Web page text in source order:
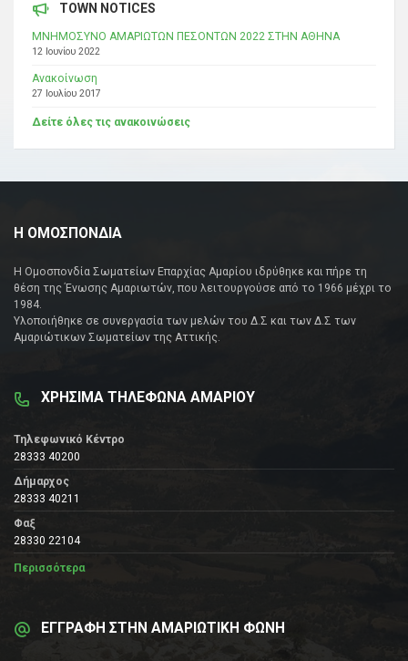
TOWN NOTICES
ΜΝΗΜΟΣΥΝΟ ΑΜΑΡΙΩΤΩΝ ΠΕΣΟΝΤΩΝ 2022 ΣΤΗΝ ΑΘΗΝΑ
12 Ιουνίου 2022
Ανακοίνωση
27 Ιουλίου 2017
Δείτε όλες τις ανακοινώσεις
Η ΟΜΟΣΠΟΝΔΙΑ
Η Ομοσπονδία Σωματείων Επαρχίας Αμαρίου ιδρύθηκε και πήρε τη
θέση της Ένωσης Αμαριωτών, που λειτουργούσε από το 1966 μέχρι το
1984.
Υλοποιήθηκε σε συνεργασία των μελών του Δ.Σ και των Δ.Σ των
Αμαριώτικων Σωματείων της Αττικής.
ΧΡΗΣΙΜΑ ΤΗΛΕΦΩΝΑ ΑΜΑΡΙΟΥ
Τηλεφωνικό Κέντρο
28333 40200
Δήμαρχος
28333 40211
Φαξ
28330 22104
Περισσότερα
ΕΓΓΡΑΦΗ ΣΤΗΝ ΑΜΑΡΙΩΤΙΚΗ ΦΩΝΗ